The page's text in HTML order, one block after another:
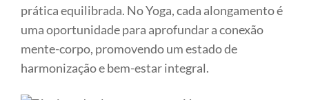
prática equilibrada. No Yoga, cada alongamento é
uma oportunidade para aprofundar a conexão
mente-corpo, promovendo um estado de
harmonização e bem-estar integral.